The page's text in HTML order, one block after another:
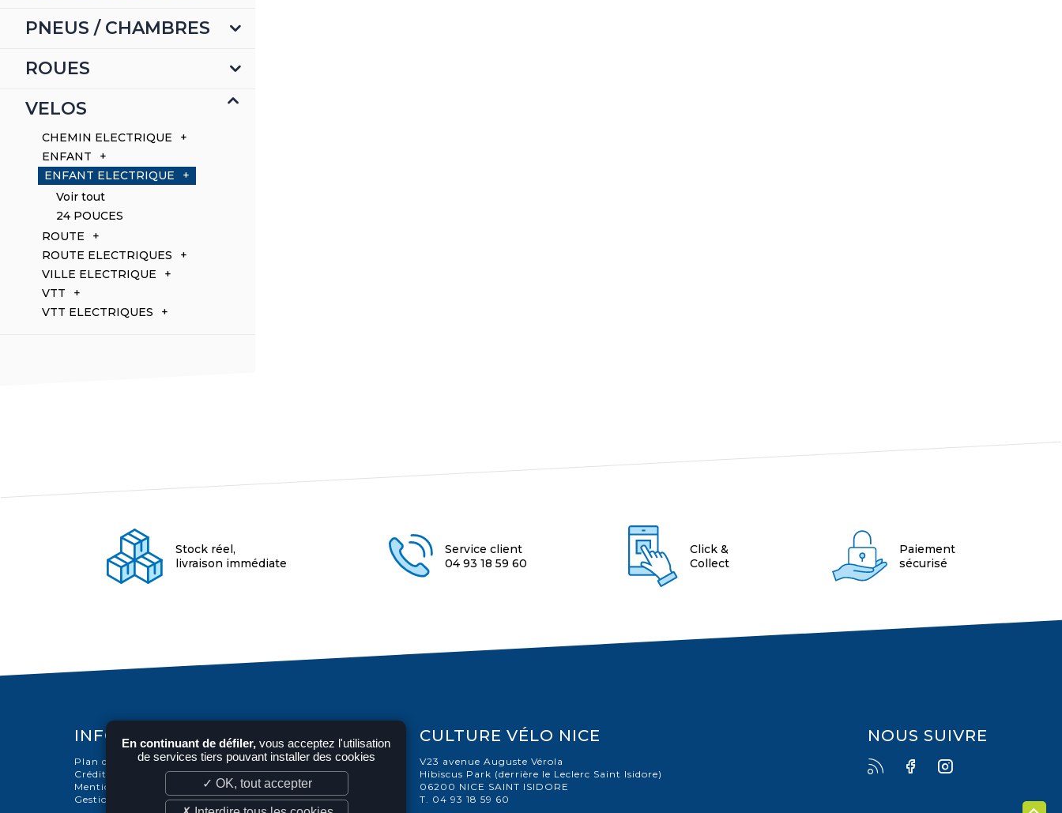
PNEUS / CHAMBRES
ROUES
VELOS
CHEMIN ELECTRIQUE
ENFANT
ENFANT ELECTRIQUE
Voir tout
24 POUCES
ROUTE
ROUTE ELECTRIQUES
VILLE ELECTRIQUE
VTT
VTT ELECTRIQUES
Stock réel,
livraison immédiate
Service client
04 93 18 59 60
Click &
Collect
Paiement
sécurisé
INFORMATIONS
Plan du site
Crédits
Mentions légales
Gestion des cookies
CULTURE VÉLO NICE
V23 avenue Auguste Vérola
Hibiscus Park (derrière le Leclerc Saint Isidore)
06200 NICE SAINT ISIDORE
T. 04 93 18 59 60
NOUS SUIVRE
En continuant de défiler, vous acceptez l'utilisation
de services tiers pouvant installer des cookies
✓ OK, tout accepter